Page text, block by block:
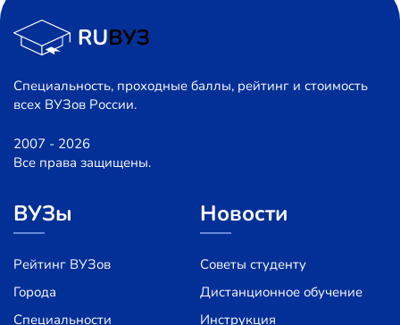
Специальность, проходные баллы, рейтинг и стоимость
всех ВУЗов России.
2007 - 2026
Все права защищены.
ВУЗы
Рейтинг ВУЗов
Города
Специальности
Новости
Советы студенту
Дистанционное обучение
Инструкция